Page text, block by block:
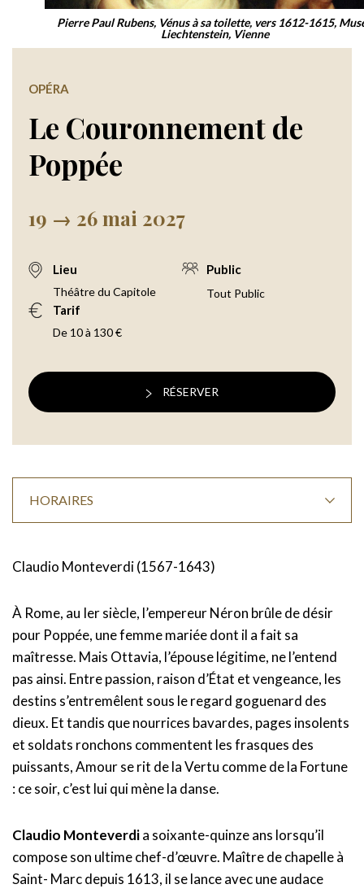
Pierre Paul Rubens, Vénus à sa toilette, vers 1612-1615,
Liechtenstein, Vienne
Le Couronnement de
Poppée
OPÉRA
19 → 26 mai 2027
Lieu
Théâtre du Capitole
Public
Tout Public
Tarif
De 10 à 130 €
RÉSERVER
HORAIRES
Claudio Monteverdi (1567-1643)
À Rome, au Ier siècle, l’empereur Néron brûle de désir
pour Poppée, une femme mariée dont il a fait sa
maîtresse. Mais Ottavia, l’épouse légitime, ne l’entend
pas ainsi. Entre passion, raison d’État et vengeance, les
destins s’entremêlent sous le regard goguenard des
dieux. Et tandis que nourrices bavardes, pages insolents
et soldats ronchons commentent les frasques des
puissants, Amour se rit de la Vertu comme de la Fortune
: ce soir, c’est lui qui mène la danse.
Claudio Monteverdia soixante-quinze ans lorsqu’il
compose son ultime chef-d’œuvre. Maître de chapelle à
Saint- Marc depuis 1613, il se lance avec une audace